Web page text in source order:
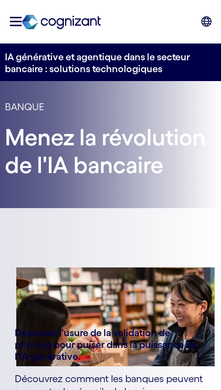
IA générative et agentique dans le secteur
bancaire : solutions technologiques
BANQUE
Menez la révolution
de l'IA bancaire
Dépassez l'usure de la validation de
principe pour puiser dans la puissance de
l'IA générative.
Découvrez comment les banques peuvent